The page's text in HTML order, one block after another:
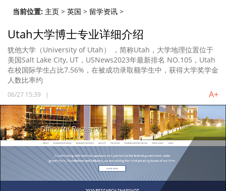
当前位置: 主页 > 英国 > 留学资讯 >
Utah大学博士专业详细介绍
犹他大学（University of Utah） ，简称Utah，大学地理位置位于
美国Salt Lake City, UT，USNews2023年最新排名 NO.105，Utah
在校国际学生占比7.56%，在被成功录取额学生中，获得大学奖学金
人数比率约
06/27 15:39 | A+